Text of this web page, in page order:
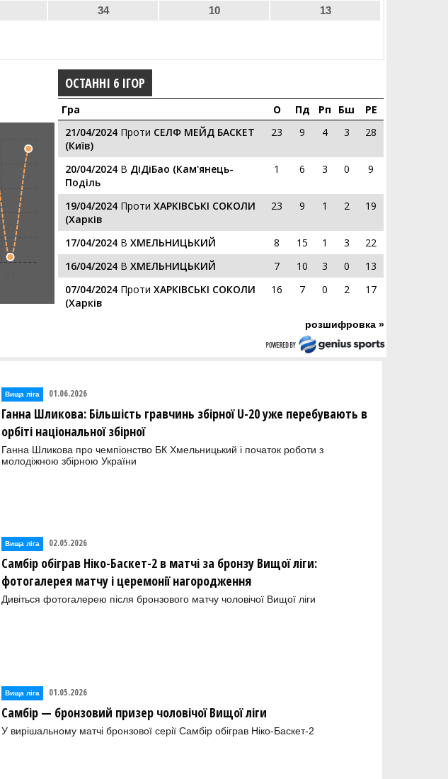
34 10 13
ОСТАННІ 6 ІГОР
Гра О Пд Рп Бш
РЕ
21/04/2024 Проти СЕЛФ МЕЙД БАСКЕТ
(Київ)
23 9 4 3 28
20/04/2024 В ДіДіБао (Кам'янець-
Поділь
1 6 3 0 9
19/04/2024 ПротиХАРКІВСЬКІ СОКОЛИ
(Харків
23 9 1 2 19
17/04/2024 ВХМЕЛЬНИЦЬКИЙ 8 15 1 3
22
16/04/2024 ВХМЕЛЬНИЦЬКИЙ 7 10 3 0
13
07/04/2024 ПротиХАРКІВСЬКІ СОКОЛИ
(Харків
16 7 0 2 17
розшифровка »
Вища лiга 01.06.2026
Ганна Шликова: Більшість гравчинь збірної U-20 уже перебувають в
орбіті національної збірної
Ганна Шликова про чемпіонство БК Хмельницький і початок роботи з
молодіжною збірною України
Вища лiга 02.05.2026
Самбір обіграв Ніко-Баскет-2 в матчі за бронзу Вищої ліги:
фотогалерея матчу і церемонії нагородження
Дивіться фотогалерею після бронзового матчу чоловічої Вищої ліги
Вища лiга 01.05.2026
Самбір — бронзовий призер чоловічої Вищої ліги
У вирішальному матчі бронзової серії Самбір обіграв Ніко-Баскет-2